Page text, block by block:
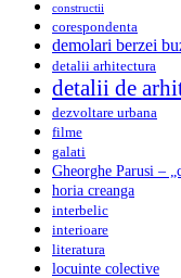
constructii
corespondenta
demolari berzei
detalii arhitectura
detalii de
dezvoltare urbana
filme
galati
Gheorghe Parusi –
horia creanga
interbelic
interioare
literatura
locuinte colective